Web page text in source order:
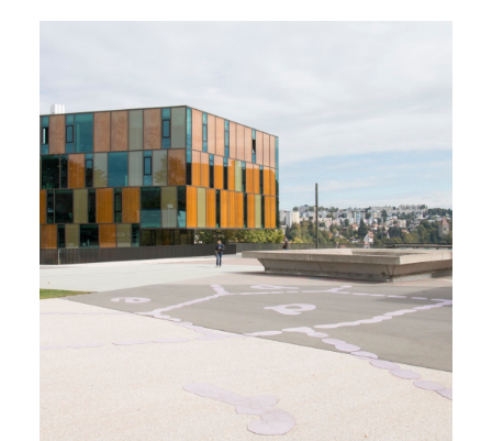
Chauffages À Distance
Salles Polyvalentes - Auditoires
Restaurants, Écoles - Universités,
Énergie - Physique Du Bâtiment, MCR, Électricité,
Ventilation, Chauffage,
Rénovations - Transformations
Nouveaux Bâtiments